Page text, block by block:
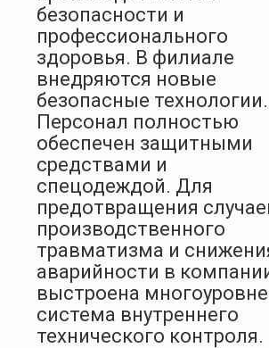
безопасности и
профессионального
здоровья. В филиале
внедряются новые
безопасные технологии.
Персонал полностью
обеспечен защитными
средствами и
спецодеждой. Для
предотвращения
производственного
травматизма и
аварийности в
выстроена
система внутреннего
технического контроля.